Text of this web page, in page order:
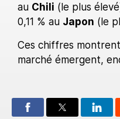
au Chili (le plus
0,11 % au Japon (le
Ces chiffres
marché émergent,